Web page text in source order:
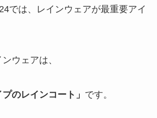
では、レインウェアが最重要アイ
ウェアは、
プのレインコート」 です。